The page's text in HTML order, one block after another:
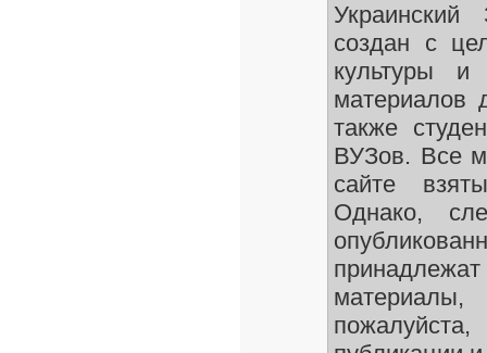
создан с
культуры и
материалов
также
ВУЗов. Все
сайте
Однако,